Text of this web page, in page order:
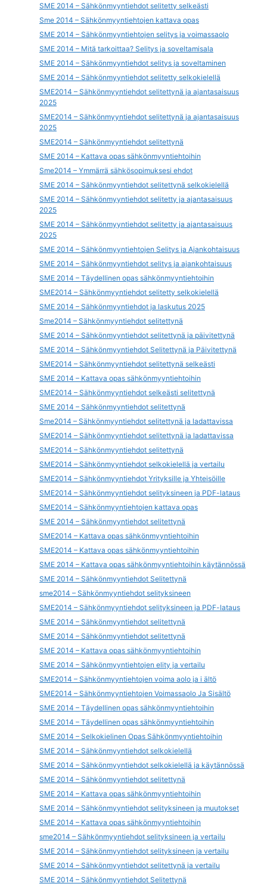
SME 2014 – Sähkönmyyntiehdot selitetty selkeästi
Sme 2014 – Sähkönmyyntiehtojen kattava opas
SME 2014 – Sähkönmyyntiehtojen selitys ja voimassaolo
SME 2014 – Mitä tarkoittaa? Selitys ja soveltamisala
SME 2014 – Sähkönmyyntiehdot selitys ja soveltaminen
SME 2014 – Sähkönmyyntiehdot selitetty selkokielellä
SME2014 – Sähkönmyyntiehdot selitettynä ja ajantasaisuus
2025
SME2014 – Sähkönmyyntiehdot selitettynä ja ajantasaisuus
2025
SME2014 – Sähkönmyyntiehdot selitettynä
SME 2014 – Kattava opas sähkönmyyntiehtoihin
Sme2014 – Ymmärrä sähkösopimuksesi ehdot
SME 2014 – Sähkönmyyntiehdot selitettynä selkokielellä
SME 2014 – Sähkönmyyntiehdot selitetty ja ajantasaisuus
2025
SME 2014 – Sähkönmyyntiehdot selitetty ja ajantasaisuus
2025
SME 2014 – Sähkönmyyntiehtojen Selitys ja Ajankohtaisuus
SME 2014 – Sähkönmyyntiehdot selitys ja ajankohtaisuus
SME 2014 – Täydellinen opas sähkönmyyntiehtoihin
SME2014 – Sähkönmyyntiehdot selitetty selkokielellä
SME 2014 – Sähkönmyyntiehdot ja laskutus 2025
Sme2014 – Sähkönmyyntiehdot selitettynä
SME 2014 – Sähkönmyyntiehdot selitettynä ja päivitettynä
SME 2014 – Sähkönmyyntiehdot Selitettynä ja Päivitettynä
SME2014 – Sähkönmyyntiehdot selitettynä selkeästi
SME 2014 – Kattava opas sähkönmyyntiehtoihin
SME2014 – Sähkönmyyntiehdot selkeästi selitettynä
SME 2014 – Sähkönmyyntiehdot selitettynä
Sme2014 – Sähkönmyyntiehdot selitettynä ja ladattavissa
SME2014 – Sähkönmyyntiehdot selitettynä ja ladattavissa
SME2014 – Sähkönmyyntiehdot selitettynä
SME2014 – Sähkönmyyntiehdot selkokielellä ja vertailu
SME2014 – Sähkönmyyntiehdot Yrityksille ja Yhteisöille
SME2014 – Sähkönmyyntiehdot selityksineen ja PDF-lataus
SME2014 – Sähkönmyyntiehtojen kattava opas
SME 2014 – Sähkönmyyntiehdot selitettynä
SME2014 – Kattava opas sähkönmyyntiehtoihin
SME2014 – Kattava opas sähkönmyyntiehtoihin
SME 2014 – Kattava opas sähkönmyyntiehtoihin käytännössä
SME 2014 – Sähkönmyyntiehdot Selitettynä
sme2014 – Sähkönmyyntiehdot selityksineen
SME2014 – Sähkönmyyntiehdot selityksineen ja PDF-lataus
SME 2014 – Sähkönmyyntiehdot selitettynä
SME 2014 – Sähkönmyyntiehdot selitettynä
SME 2014 – Kattava opas sähkönmyyntiehtoihin
SME 2014 – Sähkönmyyntiehtojen elity ja vertailu
SME2014 – Sähkönmyyntiehtojen voima aolo ja i ältö
SME2014 – Sähkönmyyntiehtojen Voimassaolo Ja Sisältö
SME 2014 – Täydellinen opas sähkönmyyntiehtoihin
SME 2014 – Täydellinen opas sähkönmyyntiehtoihin
SME 2014 – Selkokielinen Opas Sähkönmyyntiehtoihin
SME 2014 – Sähkönmyyntiehdot selkokielellä
SME 2014 – Sähkönmyyntiehdot selkokielellä ja käytännössä
SME 2014 – Sähkönmyyntiehdot selitettynä
SME 2014 – Kattava opas sähkönmyyntiehtoihin
SME 2014 – Sähkönmyyntiehdot selityksineen ja muutokset
SME 2014 – Kattava opas sähkönmyyntiehtoihin
sme2014 – Sähkönmyyntiehdot selityksineen ja vertailu
SME 2014 – Sähkönmyyntiehdot selityksineen ja vertailu
SME 2014 – Sähkönmyyntiehdot selitettynä ja vertailu
SME 2014 – Sähkönmyyntiehdot Selitettynä